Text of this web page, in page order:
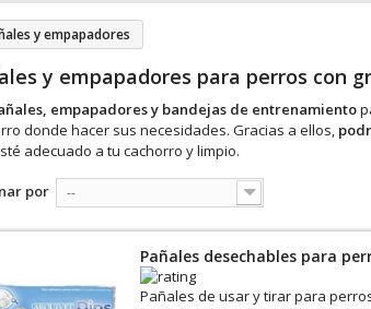
y empapadores
y empapadores para perros con
empapadores y bandejas de entrenamiento
donde hacer sus necesidades. Gracias a ellos,
adecuado a tu cachorro y limpio.
por --
Pañales desechables para
Pañales de usar y tirar para